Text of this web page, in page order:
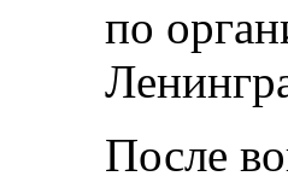
по
После